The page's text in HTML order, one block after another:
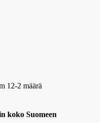
12-2 määrä
koko Suomeen